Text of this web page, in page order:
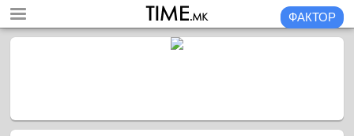
ФАКТОР